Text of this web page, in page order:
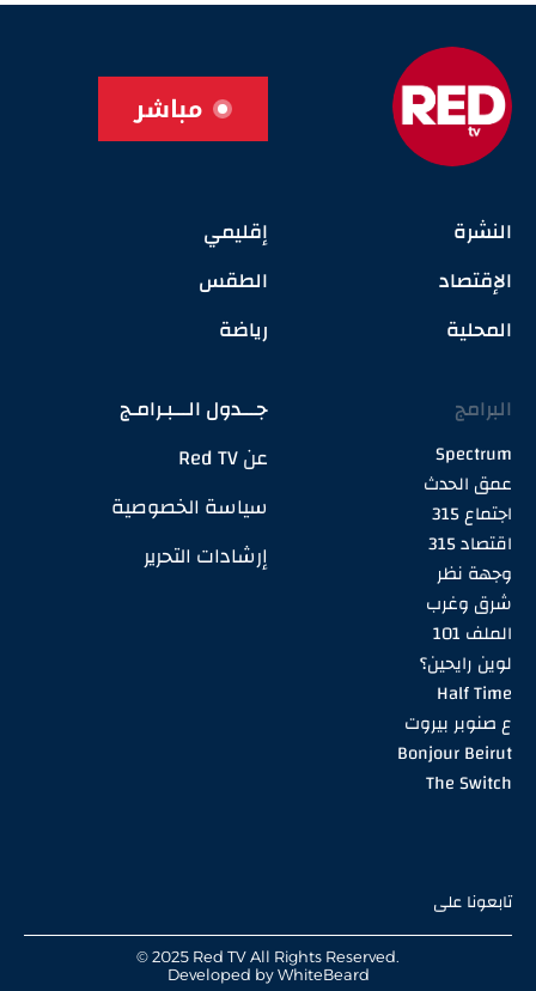
مباشر
النشرة
الإقتصاد
المحلية
إقليمي
الطقس
رياضة
البرامج
Spectrum
عمق الحدث
اجتماع 315
اقتصاد 315
وجهة نظر
شرق وغرب
الملف 101
لوين رايحين؟
Half Time
ع صنوبر بيروت
Bonjour Beirut
The Switch
جـــدول الـــبـرامـج
عن Red TV
سياسة الخصوصية
إرشادات التحرير
تابعونا على
© 2025 Red TV All Rights Reserved.
Developed byWhiteBeard